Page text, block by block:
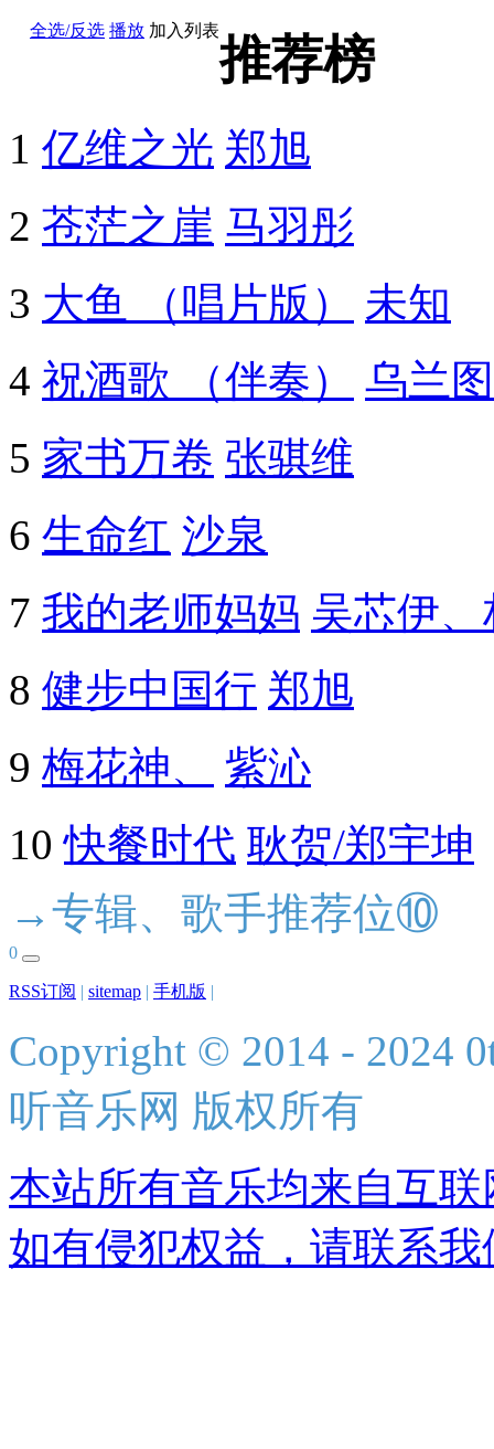
全选/反选 播放 加入列表
推荐榜
1 亿维之光 郑旭
2 苍茫之崖 马羽彤
3 大鱼 （唱片版）
未知
4 祝酒歌 （伴奏）
乌兰
5 家书万卷 张骐维
6 生命红 沙泉
7 我的老师妈妈 吴芯伊
8 健步中国行 郑旭
9 梅花神、
紫沁
10 快餐时代 耿贺/郑宇坤
→专辑、歌手推荐位⑩
0
RSS订阅 | sitemap | 手机版 |
Copyright © 2014 - 2024
听音乐网 版权所有
本站所有音乐均来自互
如有侵犯权益，请联系